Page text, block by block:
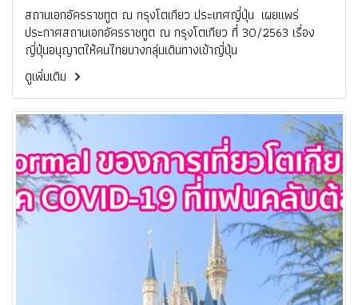
สถานเอกอัครราชทูต ณ กรุงโตเกียว ประเทศญี่ปุ่น เผยแพร่
ประกาศสถานเอกอัครราชทูต ณ กรุงโตเกียว ที่ 30/2563 เรื่อง
ญี่ปุ่นอนุญาตให้คนไทยบางกลุ่มเดินทางเข้าญี่ปุ่น
ดูเพิ่มเติม